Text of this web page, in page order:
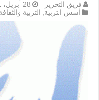
فريق التحرير
28 أبريل، 2021
أسس التربية
التربية والثقافة